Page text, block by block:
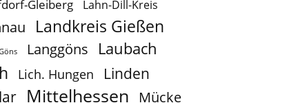
Gleiberg Lahn-Dill-Kreis
Landkreis Gießen
Langgöns Laubach
Lich. Hungen Linden
Mittelhessen Mücke